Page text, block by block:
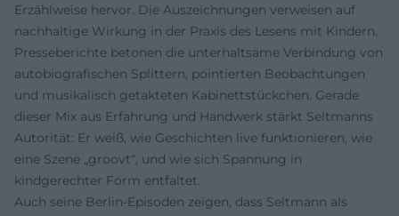
Erzählweise hervor. Die Auszeichnungen verweisen auf
nachhaltige Wirkung in der Praxis des Lesens mit Kindern.
Presseberichte betonen die unterhaltsame Verbindung von
autobiografischen Splittern, pointierten Beobachtungen
und musikalisch getakteten Kabinettstückchen. Gerade
dieser Mix aus Erfahrung und Handwerk stärkt Seltmanns
Autorität: Er weiß, wie Geschichten live funktionieren, wie
eine Szene „groovt“, und wie sich Spannung in
kindgerechter Form entfaltet.
Auch seine Berlin-Episoden zeigen, dass Seltmann als